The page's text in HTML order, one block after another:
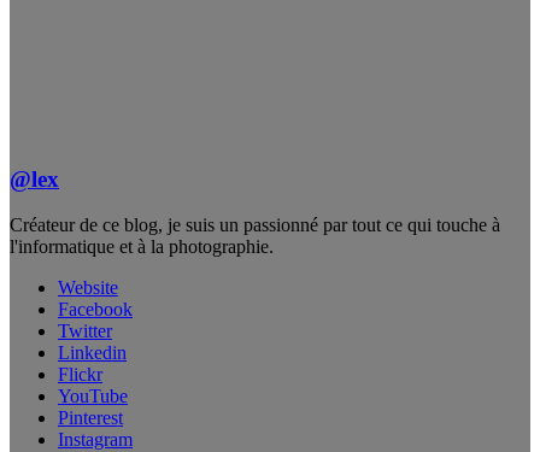
@lex
Créateur de ce blog, je suis un passionné par tout ce qui touche à
l'informatique et à la photographie.
Website
Facebook
Twitter
Linkedin
Flickr
YouTube
Pinterest
Instagram